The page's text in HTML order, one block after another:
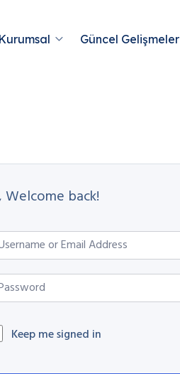
Kurumsal Güncel Gelişmeler
Welcome back!
Keep me signed in